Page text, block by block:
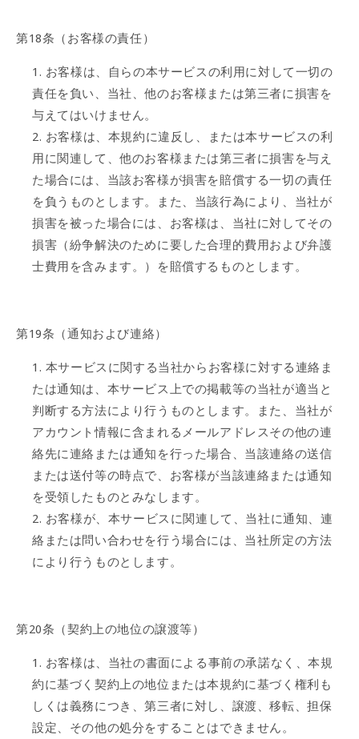
第18条（お客様の責任）
お客様は、自らの本サービスの利用に対して一切の
責任を負い、当社、他のお客様または第三者に損害を
与えてはいけません。
お客様は、本規約に違反し、または本サービスの利
用に関連して、他のお客様または第三者に損害を与え
た場合には、当該お客様が損害を賠償する一切の責任
を負うものとします。また、当該行為により、当社が
損害を被った場合には、お客様は、当社に対してその
損害（紛争解決のために要した合理的費用および弁護
士費用を含みます。）を賠償するものとします。
第19条（通知および連絡）
本サービスに関する当社からお客様に対する連絡ま
たは通知は、本サービス上での掲載等の当社が適当と
判断する方法により行うものとします。また、当社が
アカウント情報に含まれるメールアドレスその他の連
絡先に連絡または通知を行った場合、当該連絡の送信
または送付等の時点で、お客様が当該連絡または通知
を受領したものとみなします。
お客様が、本サービスに関連して、当社に通知、連
絡または問い合わせを行う場合には、当社所定の方法
により行うものとします。
第20条（契約上の地位の譲渡等）
お客様は、当社の書面による事前の承諾なく、本規
約に基づく契約上の地位または本規約に基づく権利も
しくは義務につき、第三者に対し、譲渡、移転、担保
設定、その他の処分をすることはできません。